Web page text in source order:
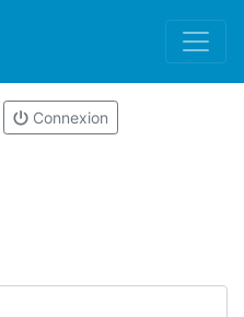
Connexion